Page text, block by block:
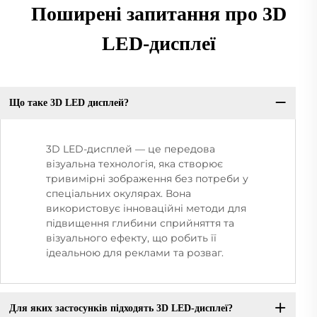
Поширені запитання про 3D
LED-дисплеї
Що таке 3D LED дисплей?
3D LED-дисплей — це передова
візуальна технологія, яка створює
тривимірні зображення без потреби у
спеціальних окулярах. Вона
використовує інноваційні методи для
підвищення глибини сприйняття та
візуального ефекту, що робить її
ідеальною для реклами та розваг.
Для яких застосунків підходять 3D LED-дисплеї?